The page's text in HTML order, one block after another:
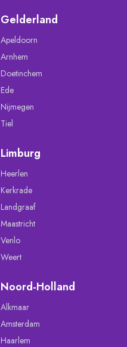
Gelderland
Apeldoorn
Arnhem
Doetinchem
Ede
Nijmegen
Tiel
Limburg
Heerlen
Kerkrade
Landgraaf
Maastricht
Venlo
Weert
Noord-Holland
Alkmaar
Amsterdam
Haarlem